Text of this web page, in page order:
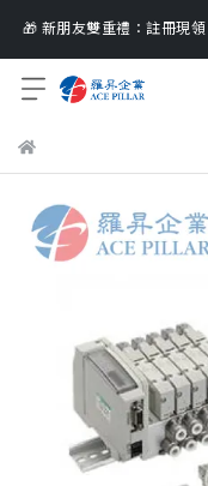
🎁 新朋友雙重禮：註冊現領